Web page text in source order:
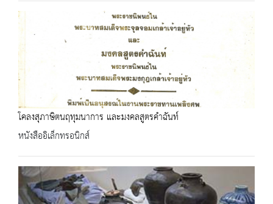
โคลงสุภาษิตนฤทุมนาการ และมงคลสูตรคำฉันท์
หนังสืออิเล็กทรอนิกส์